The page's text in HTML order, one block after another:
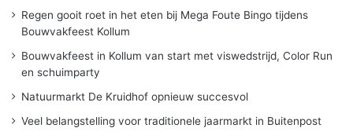
Regen gooit roet in het eten bij Mega Foute Bingo tijdens
Bouwvakfeest Kollum
Bouwvakfeest in Kollum van start met viswedstrijd, Color Run
en schuimparty
Natuurmarkt De Kruidhof opnieuw succesvol
Veel belangstelling voor traditionele jaarmarkt in Buitenpost